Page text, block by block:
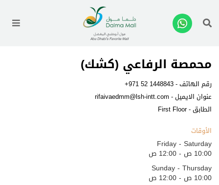
محمصة الرفاعي (كشك)
رقم الهاتف -+971 52 1448843
عنوان الايميل - rifaivaedmm@lsh-intt.com
الطابق - First Floor
الأوقات
Friday - Saturday
10:00 ص - 12:00 ص
Sunday - Thursday
10:00 ص - 12:00 ص